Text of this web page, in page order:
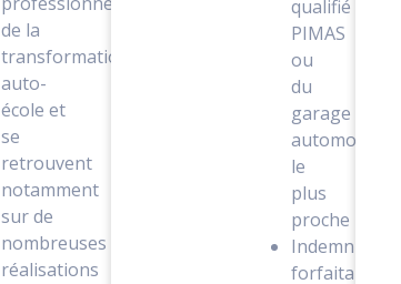
de la
transformation
auto-
école et
se
retrouvent
notamment
sur de
nombreuses
réalisations
qualifié
PIMAS
ou
du
garage
automobile
le
plus
proche
Indemnisation
forfaitaire